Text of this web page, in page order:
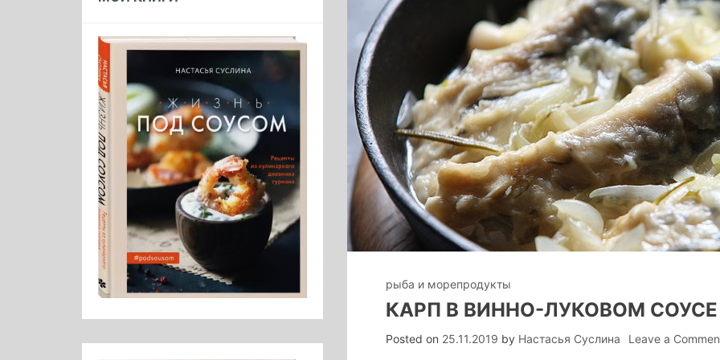
рыба и морепродукты
КАРП В ВИННО-ЛУКОВОМ СОУСЕ
Posted on 25.11.2019 by Настасья Суслина Leave a